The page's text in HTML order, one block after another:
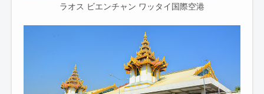
ラオス ビエンチャン ワッタイ国際空港